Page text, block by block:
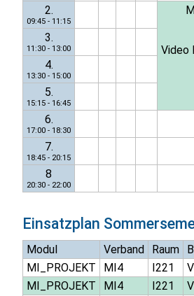
2.
09:45 - 11:15
Video
3.
11:30 - 13:00
4.
13:30 - 15:00
5.
15:15 - 16:45
6.
17:00 - 18:30
7.
18:45 - 20:15
8
20:30 - 22:00
Einsatzplan
Modul Verband Raum
MI_PROJEKT
MI4 I221
MI_PROJEKT
MI4 I221